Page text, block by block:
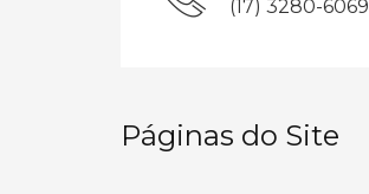
(17) 3280-6069
Páginas do Site